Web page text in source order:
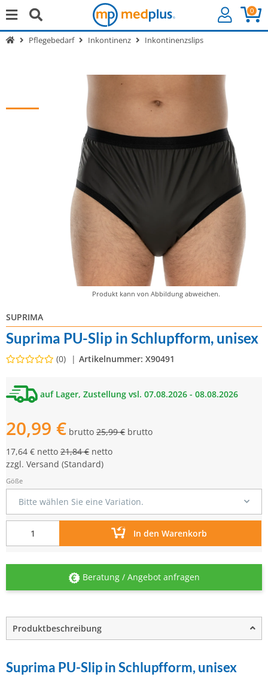
0
Pflegebedarf Inkontinenz Inkontinenzslips
Produkt kann von Abbildung abweichen.
SUPRIMA
Suprima PU-Slip in Schlupfform, unisex
(0) Artikelnummer: X90491
auf Lager, Zustellung vsl. 07.08.2026 - 08.08.2026
20,99 € brutto 25,99 € brutto
17,64 € netto 21,84 € netto
zzgl. Versand (Standard)
Göße
Bitte wählen Sie eine Variation.
In den Warenkorb
Beratung / Angebot anfragen
Produktbeschreibung
Suprima PU-Slip in Schlupfform, unisex